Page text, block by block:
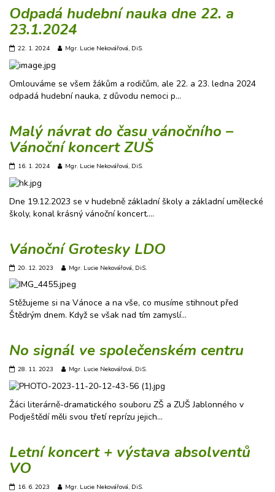
Odpadá hudební nauka dne 22. a
23.1.2024
22. 1. 2024 Mgr. Lucie Nekovářová, DiS.
Omlouváme se všem žákům a rodičům, ale 22. a 23. ledna 2024
odpadá hudební nauka, z důvodu nemoci p…
Malý návrat do času vánočního –
Vánoční koncert ZUŠ
16. 1. 2024 Mgr. Lucie Nekovářová, DiS.
Dne 19.12.2023 se v hudebně základní školy a základní umělecké
školy, konal krásný vánoční koncert.…
Vánoční Grotesky LDO
20. 12. 2023 Mgr. Lucie Nekovářová, DiS.
Stěžujeme si na Vánoce a na vše, co musíme stihnout před
Štědrým dnem. Když se však nad tím zamyslí…
No signál ve společenském centru
28. 11. 2023 Mgr. Lucie Nekovářová, DiS.
Žáci literárně-dramatického souboru ZŠ a ZUŠ Jablonného v
Podještědí měli svou třetí reprízu jejich…
Letní koncert + výstava absolventů
VO
16. 6. 2023 Mgr. Lucie Nekovářová, DiS.